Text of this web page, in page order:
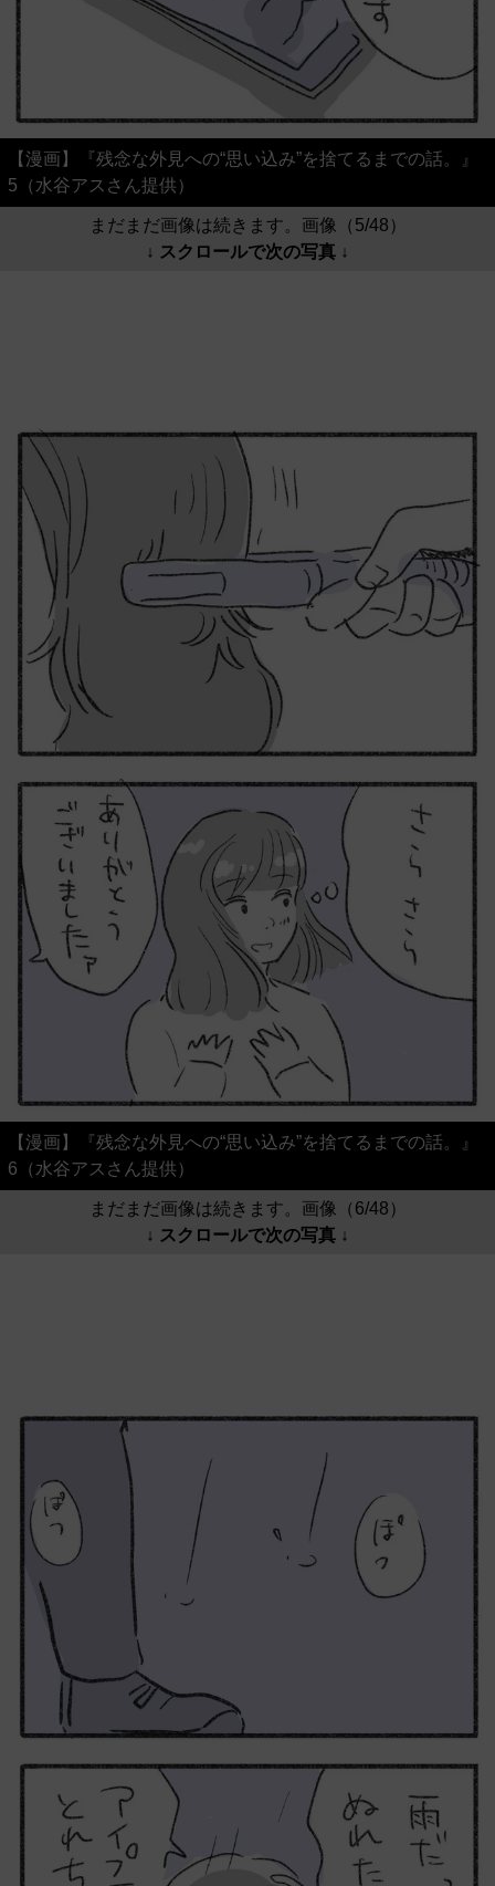
【漫画】『残念な外見への“思い込み”を捨てるまでの話。』
5（水谷アスさん提供）
まだまだ画像は続きます。画像（5/48）
↓ スクロールで次の写真 ↓
【漫画】『残念な外見への“思い込み”を捨てるまでの話。』
6（水谷アスさん提供）
まだまだ画像は続きます。画像（6/48）
↓ スクロールで次の写真 ↓